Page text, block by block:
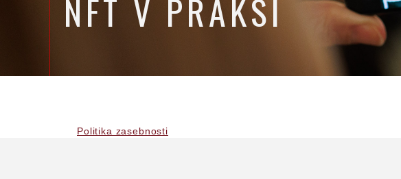
NFT V PRAKSI
Politika zasebnosti